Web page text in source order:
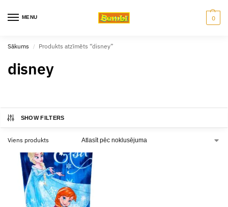
MENU 0
Sākums / Produkts atzīmēts “disney”
disney
SHOW FILTERS
Viens produkts